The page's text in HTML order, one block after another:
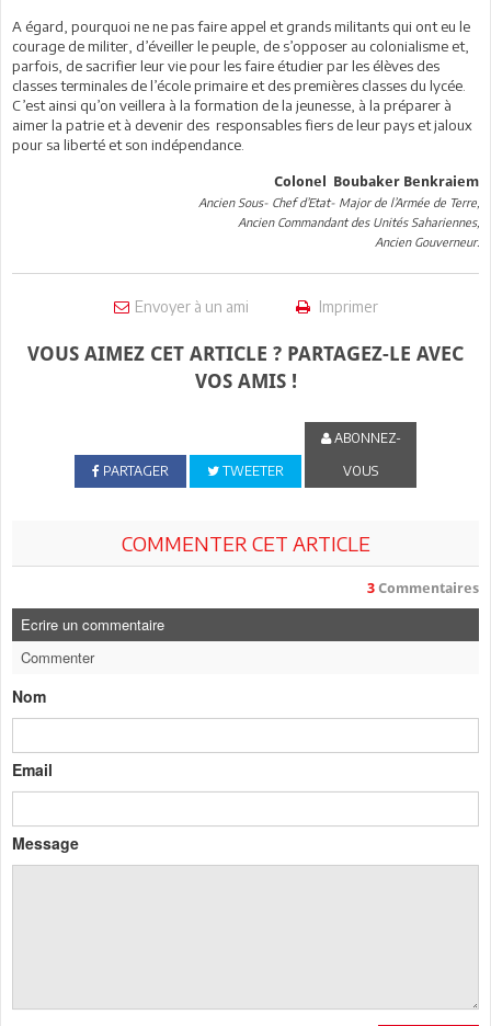
A égard, pourquoi ne ne pas faire appel et grands militants qui ont eu le
courage de militer, d’éveiller le peuple, de s’opposer au colonialisme et,
parfois, de sacrifier leur vie pour les faire étudier par les élèves des
classes terminales de l’école primaire et des premières classes du lycée.
C’est ainsi qu’on veillera à la formation de la jeunesse, à la préparer à
aimer la patrie et à devenir des responsables fiers de leur pays et jaloux
pour sa liberté et son indépendance.
Colonel Boubaker Benkraiem
Ancien Sous- Chef d’Etat- Major de l’Armée de Terre,
Ancien Commandant des Unités Sahariennes,
Ancien Gouverneur.
Envoyer à un ami Imprimer
VOUS AIMEZ CET ARTICLE ? PARTAGEZ-LE AVEC
VOS AMIS !
PARTAGER TWEETER
ABONNEZ-
VOUS
COMMENTER CET ARTICLE
3 Commentaires
Ecrire un commentaire
Commenter
Nom
Email
Message